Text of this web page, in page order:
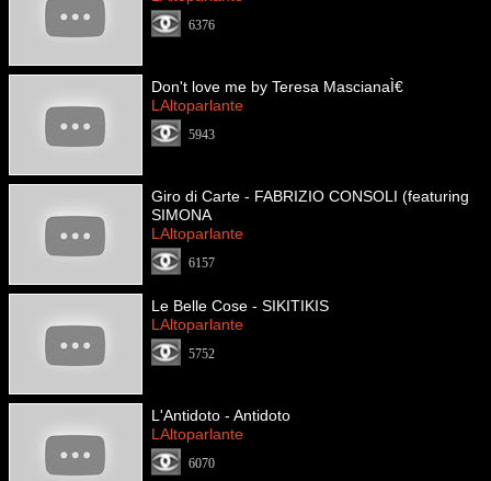
6376
Don't love me by Teresa MascianaÌ€
LAltoparlante
5943
Giro di Carte - FABRIZIO CONSOLI (featuring
SIMONA
LAltoparlante
6157
Le Belle Cose - SIKITIKIS
LAltoparlante
5752
L'Antidoto - Antidoto
LAltoparlante
6070